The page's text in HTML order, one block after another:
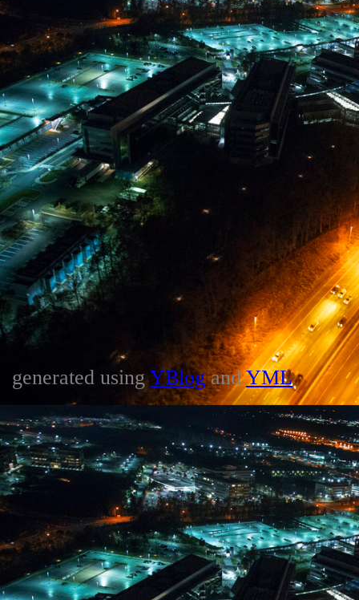
generated usingYBlogandYML